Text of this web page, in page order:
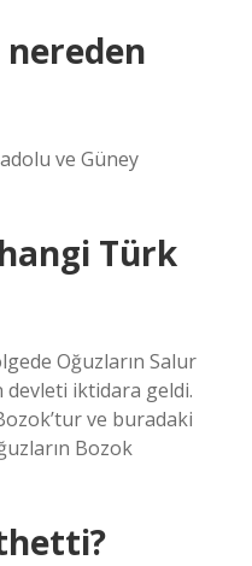
ve Güney
Türk
Oğuzların Salur
devleti iktidara geldi.
ve buradaki
Bozok